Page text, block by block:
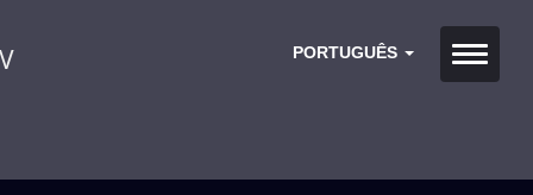
PORTUGUÊS